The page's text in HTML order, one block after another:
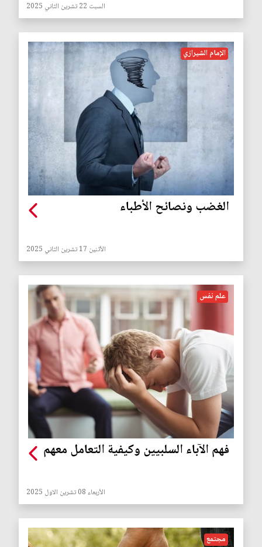
السبت 22 تشرين الثاني 2025
الإمام الشيرازي
الغضب ونصائح الأطباء
الأثنين 17 تشرين الثاني 2025
علم نفس
فهم الآباء السلبيين وكيفية التعامل معهم
الأربعاء 08 تشرين الاول 2025
مجتمع